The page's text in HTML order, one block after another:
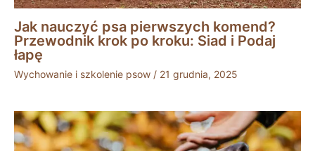
Jak nauczyć psa pierwszych komend?
Przewodnik krok po kroku: Siad i Podaj
łapę
Wychowanie i szkolenie psow / 21 grudnia, 2025